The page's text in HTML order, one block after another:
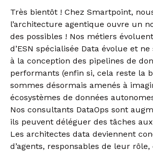
Très bientôt ! Chez Smartpoint,
l’architecture agentique ouvre un
des possibles ! Nos métiers
d’ESN spécialisée Data évolue et
à la conception des pipelines de
performants (enfin si, cela reste la
sommes désormais amenés à
écosystèmes de données
Nos consultants DataOps sont
ils peuvent déléguer des tâches
Les architectes data deviennent
d’agents, responsables de leur